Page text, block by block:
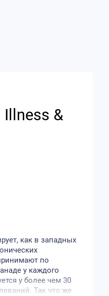
&
как в западных
по
у каждого
у более чем 30
Так что же